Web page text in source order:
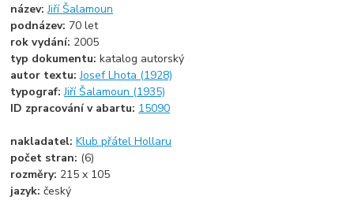
název:Jiří Šalamoun
podnázev: 70 let
rok vydání: 2005
typ dokumentu:katalog autorský
autor textu:Josef Lhota (1928)
typograf:Jiří Šalamoun (1935)
ID zpracování v abartu: 15090
nakladatel:Klub přátel Hollaru
počet stran: (6)
rozměry: 215 x 105
jazyk:český